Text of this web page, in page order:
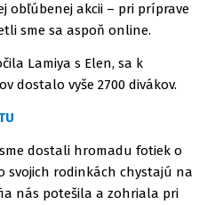
obľúbenej akcii – pri príprave
sme sa aspoň online.
Lamiya s Elen, sa k
dostalo vyše 2700 divákov.
dostali hromadu fotiek o
svojich rodinkách chystajú na
nás potešila a zohriala pri